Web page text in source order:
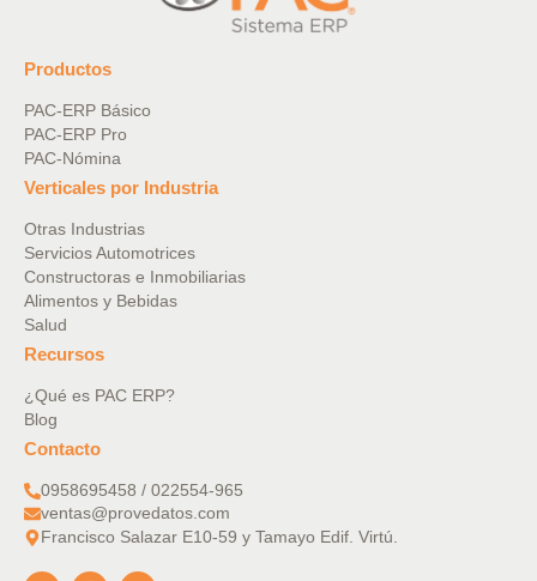
Productos
PAC-ERP Básico
PAC-ERP Pro
PAC-Nómina
Verticales por Industria
Otras Industrias
Servicios Automotrices
Constructoras e Inmobiliarias
Alimentos y Bebidas
Salud
Recursos
¿Qué es PAC ERP?
Blog
Contacto
0958695458 / 022554-965
ventas@provedatos.com
Francisco Salazar E10-59 y Tamayo Edif. Virtú.